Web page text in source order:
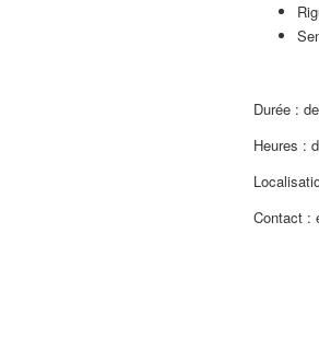
Durée :
Heures :
Contact :